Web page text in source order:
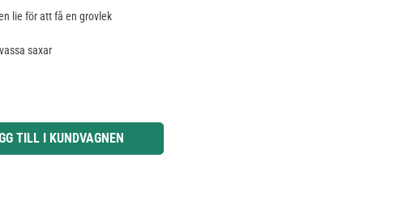
lie för att få en grovlek
saxar
knapparna för att öka eller minska kvantiteten.
TILL I KUNDVAGNEN